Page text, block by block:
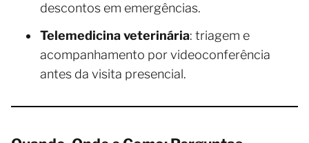
descontos em emergências.
Telemedicina veterinária: triagem e
acompanhamento por videoconferência
antes da visita presencial.